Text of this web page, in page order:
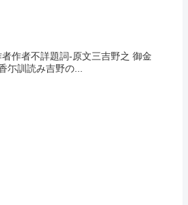
作者不詳題詞-原文三吉野之 御金
訓読み吉野の...